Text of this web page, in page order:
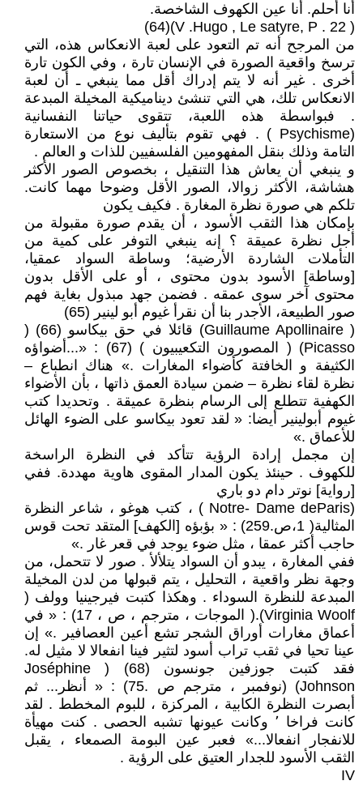
أنا أحلم. أنا عين الكهوف الشاخصة.
( V .Hugo , Le satyre, P . 22)(64)
من المرجح أنه تم التعود على لعبة الانعكاس هذه، التي
ترسخ واقعية الصورة في الإنسان تارة ، وفي الكون تارة
أخرى . غير أنه لا يتم إدراك أقل مما ينبغي ـ أن لعبة
الانعكاس تلك، هي التي تنشئ ديناميكية المخيلة المبدعة
. فبواسطة هذه اللعبة، تتقوى حياتنا النفسانية
(Psychisme ) . فهي تقوم بتأليف نوع من الاستعارة
التامة وذلك بنقل المفهومين الفلسفيين للذات و العالم .
و ينبغي أن يعاش هذا التنقيل ، بخصوص الصور الأكثر
هشاشة، الأكثر زوالا، الصور الأقل وضوحا مهما كانت.
تلكم هي صورة نظرة المغارة . فكيف يكون
بإمكان هذا الثقب الأسود ، أن يقدم صورة مقبولة من
أجل نظرة عميقة ؟ إنه ينبغي التوفر على كمية من
التأملات الشاردة الأرضية؛ وساطة السواد عمقيا،
[وساطة] الأسود بدون محتوى ، أو على الأقل بدون
محتوى آخر سوى عمقه . فضمن جهد مبذول بغاية فهم
صور الطبيعة، الأجدر بنا أن نقرأ غيوم أبو لينير (65)
( Guillaume Apollinaire) قائلا في حق بيكاسو (66) (
Picasso) ( المصورون التكعيبيون ) (67) : «...أضواؤه
الكثيفة و الخافتة كأضواء المغارات .» هناك انطباع –
نظرة لقاء نظرة – ضمن سيادة العمق ذاتها ، بأن الأضواء
الكهفية تتطلع إلى الرسام بنظرة عميقة . وتحديدا كتب
غيوم أبولينير أيضا: « لقد تعود بيكاسو على الضوء الهائل
للأعماق .»
إن مجمل إرادة الرؤية تتأكد في النظرة الراسخة
للكهوف . حينئذ يكون المدار المقوى هاوية مهددة. ففي
[رواية] نوتر دام دو باري
(Notre- Dame deParis ) ، كتب هوغو ، شاعر النظرة
المثالية( 1،ص.259) : « بؤبؤه [الكهف] المتقد تحت قوس
حاجب أكثر عمقا ، مثل ضوء يوجد في قعر غار .»
ففي المغارة ، يبدو أن السواد يتلألأ . صور لا تتحمل، من
وجهة نظر واقعية ، التحليل ، يتم قبولها من لدن المخيلة
المبدعة للنظرة السوداء . وهكذا كتبت فيرجينيا وولف (
Virginia Woolf).( الموجات ، مترجم ، ص ، 17) : « في
أعماق مغارات أوراق الشجر تشع أعين العصافير .» إن
عينا تحيا في ثقب تراب أسود لتثير فينا انفعالا لا مثيل له.
فقد كتبت جوزفين جونسون (68) ( Joséphine
Johnson) (نوفمبر ، مترجم ص .75) : « أنظر... ثم
أبصرت النظرة الكابية ، المركزة ، للبوم المخطط . لقد
كانت فراخا ٬ وكانت عيونها تشبه الحصى . كنت مهيأة
للانفجار انفعالا...» فعبر عين البومة الصمعاء ، يقبل
الثقب الأسود للجدار العتيق على الرؤية .
IV